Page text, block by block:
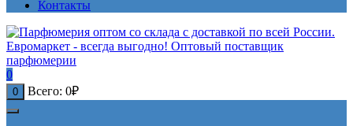
Контакты
0
0 Всего: 0₽